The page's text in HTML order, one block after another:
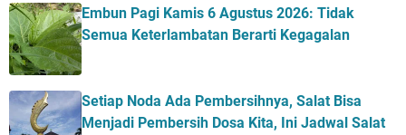
Embun Pagi Kamis 6 Agustus 2026: Tidak
Semua Keterlambatan Berarti Kegagalan
Setiap Noda Ada Pembersihnya, Salat Bisa
Menjadi Pembersih Dosa Kita, Ini Jadwal Salat